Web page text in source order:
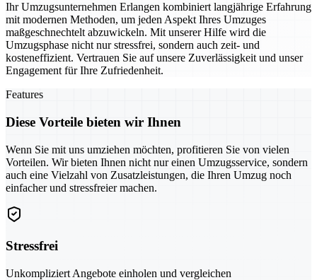
Ihr Umzugsunternehmen Erlangen kombiniert langjährige Erfahrung
mit modernen Methoden, um jeden Aspekt Ihres Umzuges
maßgeschnechtelt abzuwickeln. Mit unserer Hilfe wird die
Umzugsphase nicht nur stressfrei, sondern auch zeit- und
kosteneffizient. Vertrauen Sie auf unsere Zuverlässigkeit und unser
Engagement für Ihre Zufriedenheit.
Features
Diese Vorteile bieten wir Ihnen
Wenn Sie mit uns umziehen möchten, profitieren Sie von vielen
Vorteilen. Wir bieten Ihnen nicht nur einen Umzugsservice, sondern
auch eine Vielzahl von Zusatzleistungen, die Ihren Umzug noch
einfacher und stressfreier machen.
Stressfrei
Unkompliziert Angebote einholen und vergleichen